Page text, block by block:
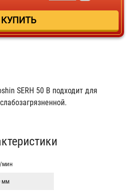
SERH 50 B подходит для
мин
мм